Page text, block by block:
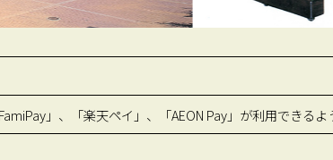
」、「楽天ペイ」、「AEON Pay」が利用できる